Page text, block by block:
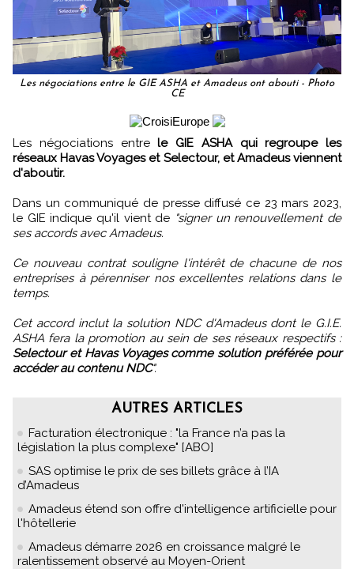
Les négociations entre le GIE ASHA et Amadeus ont abouti - Photo
CE
Les négociations entre le GIE ASHA qui regroupe les
réseaux Havas Voyages et Selectour, et Amadeus viennent
d'aboutir.
Dans un communiqué de presse diffusé ce 23 mars 2023,
le GIE indique qu'il vient de "signer un renouvellement de
ses accords avec Amadeus.
Ce nouveau contrat souligne l'intérêt de chacune de nos
entreprises à pérenniser nos excellentes relations dans le
temps.
Cet accord inclut la solution NDC d'Amadeus dont le G.I.E.
ASHA fera la promotion au sein de ses réseaux respectifs :
Selectour et Havas Voyages comme solution préférée pour
accéder au contenu NDC".
AUTRES ARTICLES
Facturation électronique : "la France n’a pas la
législation la plus complexe" [ABO]
SAS optimise le prix de ses billets grâce à l’IA
d’Amadeus
Amadeus étend son offre d'intelligence artificielle pour
l'hôtellerie
Amadeus démarre 2026 en croissance malgré le
ralentissement observé au Moyen-Orient